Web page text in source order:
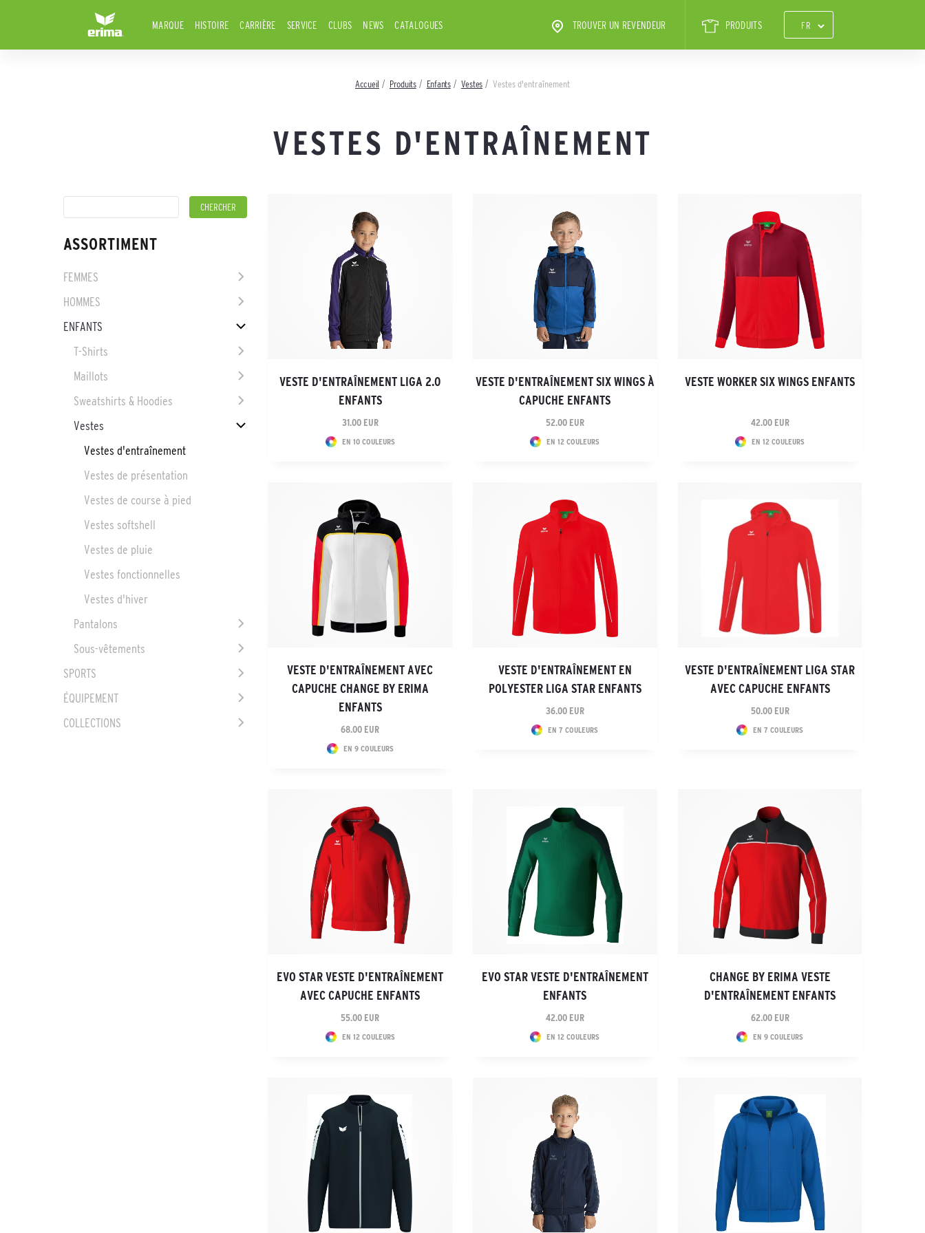
MARQUE HISTOIRE CARRIÈRE SERVICE CLUBS NEWS CATALOGUES TROUVER UN REVENDEUR PRODUITS
Accueil Produits Enfants Vestes Vestes d'entraînement
VESTES D'ENTRAÎNEMENT
ASSORTIMENT
FEMMES
HOMMES
ENFANTS
T-Shirts
Maillots
Sweatshirts & Hoodies
Vestes
Vestes d'entraînement
Vestes de présentation
Vestes de course à pied
Vestes softshell
Vestes de pluie
Vestes fonctionnelles
Vestes d'hiver
Pantalons
Sous-vêtements
SPORTS
ÉQUIPEMENT
COLLECTIONS
VESTE D'ENTRAÎNEMENT LIGA 2.0
ENFANTS
31.00 EUR
EN 10 COULEURS
VESTE D'ENTRAÎNEMENT SIX WINGS À
CAPUCHE ENFANTS
52.00 EUR
EN 12 COULEURS
VESTE WORKER SIX WINGS ENFANTS
42.00 EUR
EN 12 COULEURS
VESTE D'ENTRAÎNEMENT AVEC
CAPUCHE CHANGE BY ERIMA
ENFANTS
68.00 EUR
EN 9 COULEURS
VESTE D'ENTRAÎNEMENT EN
POLYESTER LIGA STAR ENFANTS
36.00 EUR
EN 7 COULEURS
VESTE D'ENTRAÎNEMENT LIGA STAR
AVEC CAPUCHE ENFANTS
50.00 EUR
EN 7 COULEURS
EVO STAR VESTE D'ENTRAÎNEMENT
AVEC CAPUCHE ENFANTS
55.00 EUR
EN 12 COULEURS
EVO STAR VESTE D'ENTRAÎNEMENT
ENFANTS
42.00 EUR
EN 12 COULEURS
CHANGE BY ERIMA VESTE
D'ENTRAÎNEMENT ENFANTS
62.00 EUR
EN 9 COULEURS